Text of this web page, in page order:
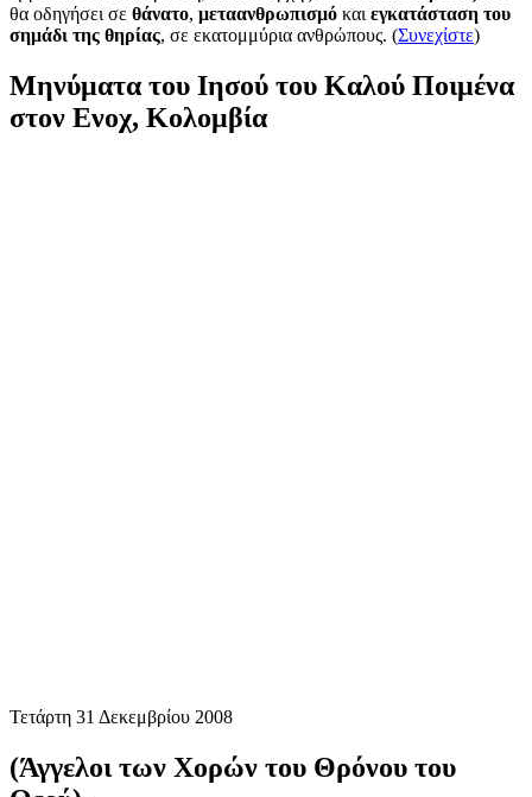
θα οδηγήσει σε θάνατο, μεταανθρωπισμό και εγκατάσταση του
σημάδι της θηρίας, σε εκατομμύρια ανθρώπους. (Συνεχίστε)
Μηνύματα του Ιησού του Καλού Ποιμένα
στον Ενοχ, Κολομβία
Τετάρτη 31 Δεκεμβρίου 2008
(Άγγελοι των Χορών του Θρόνου του